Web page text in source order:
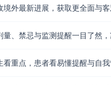
外最新进展，获取更全面与客
、禁忌与监测提醒一目了然，
重点，患者看易懂提醒与自我